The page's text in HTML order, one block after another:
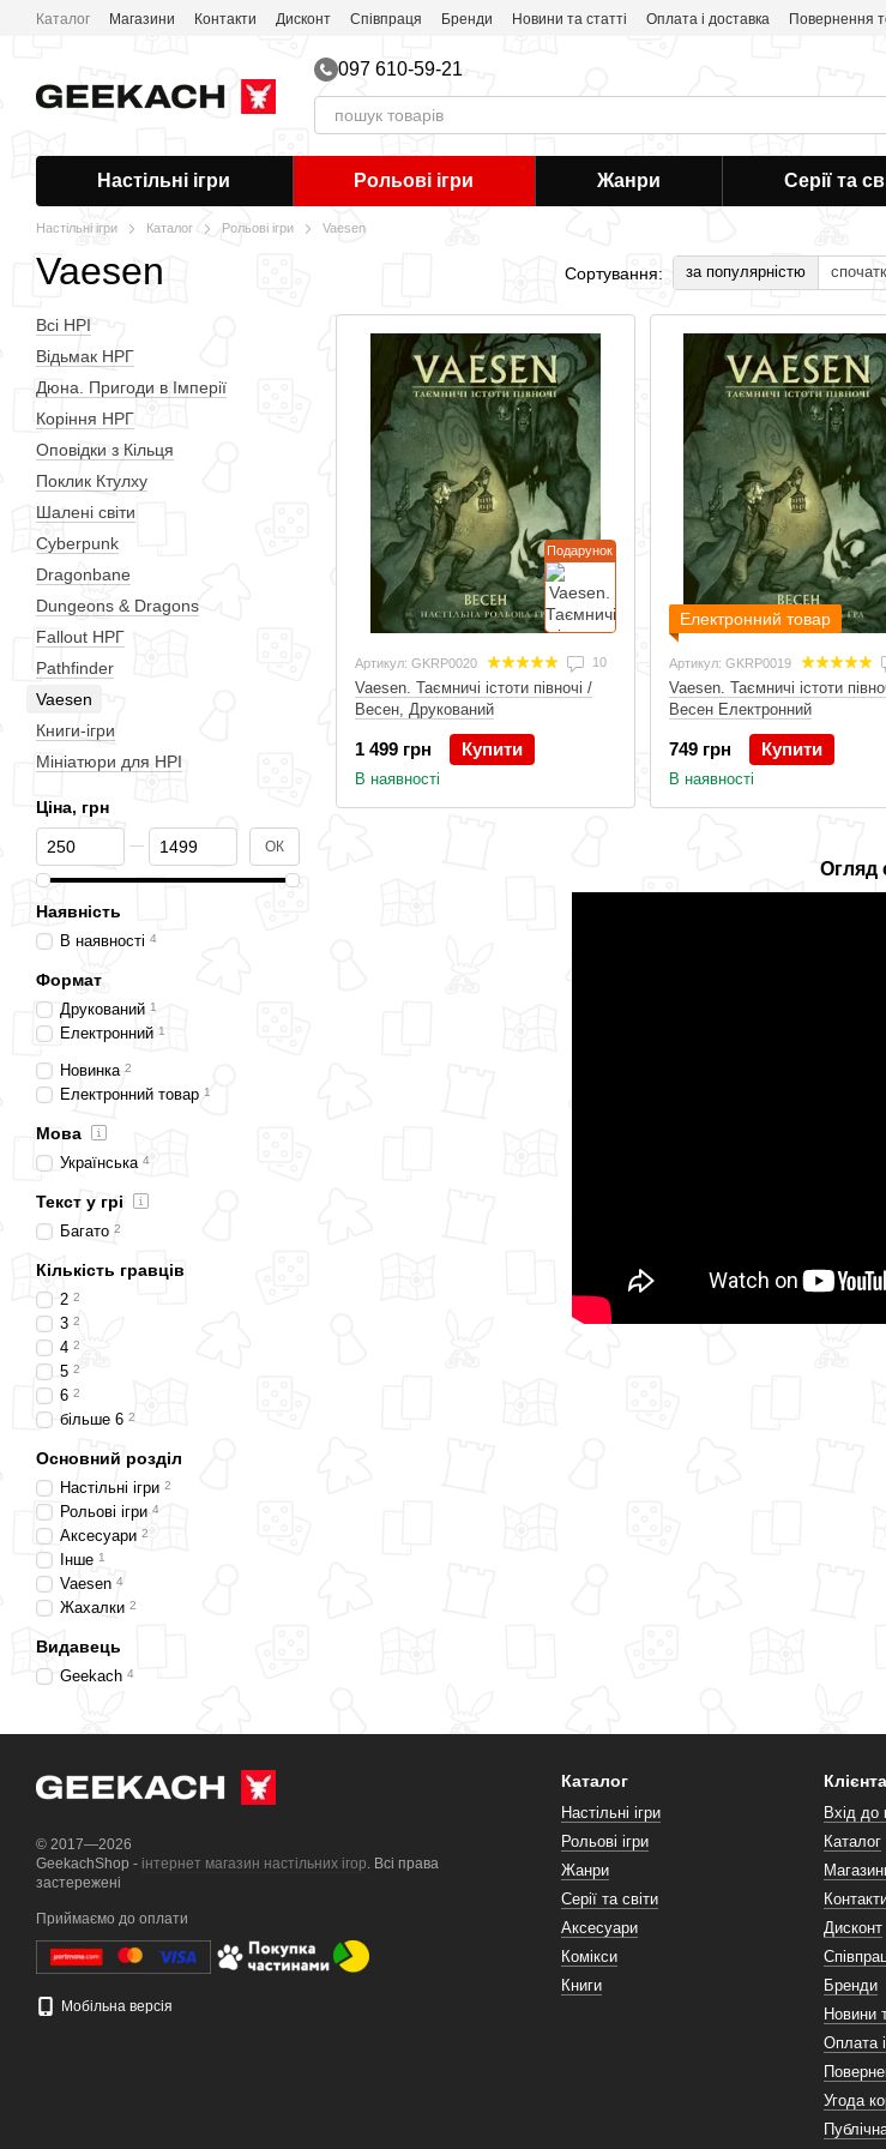
Перейти до основного контенту
Каталог Магазини Контакти Дисконт Співпраця Бренди Новини та статті Оплата і доставка Повернення
097 610-59-21
Настільні ігри Рольові ігри Жанри Серії та
Настільні ігри Каталог Рольові ігри Vaesen
Vaesen Сортування: за популярністю
Огляд
Подарунок
Артикул: GKRP0020 10
Vaesen. Таємничі істоти півночі /
Весен, Друкований
1 499 грн Купити
В наявності
Електронний товар
Артикул: GKRP0019
Vaesen. Таємничі істоти
Весен Електронний
749 грн Купити
В наявності
Всі НРІ
Відьмак НРГ
Дюна. Пригоди в Імперії
Коріння НРГ
Оповідки з Кільця
Поклик Ктулху
Шалені світи
Cyberpunk
Dragonbane
Dungeons & Dragons
Fallout НРГ
Pathfinder
Vaesen
Книги-ігри
Мініатюри для НРІ
Ціна, грн
Від Ціна, грн
До Ціна, грн ОК
Наявність
В наявності 4
Формат
Друкований 1
Електронний 1
Новинка 2
Електронний товар 1
Мова
Українська 4
Текст у грі
Багато 2
Кількість гравців
2 2
3 2
4 2
5 2
6 2
більше 6 2
Основний розділ
Настільні ігри 2
Рольові ігри 4
Аксесуари 2
Інше 1
Vaesen 4
Жахалки 2
Видавець
Geekach 4
© 2017—2026
GeekachShop - інтернет магазин настільних ігор. Всі права
застережені
Приймаємо до оплати
Мобільна версія
Каталог
Настільні ігри
Рольові ігри
Жанри
Серії та світи
Аксесуари
Комікси
Книги
Вхід до
Каталог
Дисконт
Бренди
Новини
Оплата
Угода